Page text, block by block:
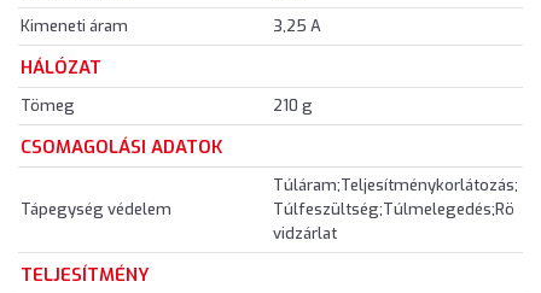
Kimeneti áram
3,25 A
HÁLÓZAT
Tömeg 210 g
CSOMAGOLÁSI ADATOK
Tápegység védelem
Túláram;Teljesítménykorlátozás;
Túlfeszültség;Túlmelegedés;Rö
vidzárlat
TELJESÍTMÉNY